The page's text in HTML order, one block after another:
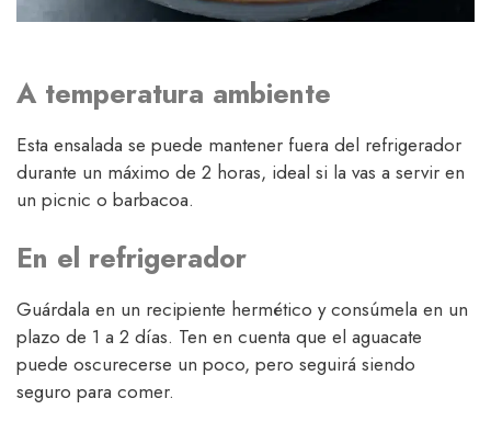
A temperatura ambiente
Esta ensalada se puede mantener fuera del refrigerador
durante un máximo de 2 horas, ideal si la vas a servir en
un picnic o barbacoa.
En el refrigerador
Guárdala en un recipiente hermético y consúmela en un
plazo de 1 a 2 días. Ten en cuenta que el aguacate
puede oscurecerse un poco, pero seguirá siendo
seguro para comer.